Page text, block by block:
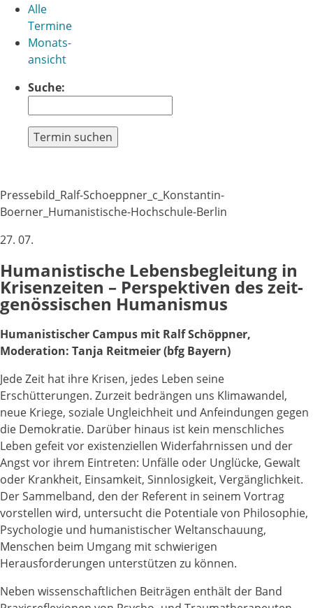
Alle
Termine
Monats-
ansicht
Suche:
Termin suchen
Pressebild_Ralf-Schoeppner_c_Konstantin-
Boerner_Humanistische-Hochschule-Berlin
27. 07.
Humanis­tische Lebens­begleitung in
Krisen­zeiten – Perspek­tiven des zeit­
genössischen Huma­nismus
Humanistischer Campus mit Ralf Schöppner,
Moderation: Tanja Reitmeier (bfg Bayern)
Jede Zeit hat ihre Krisen, jedes Leben seine
Erschütterungen. Zurzeit bedrängen uns Klimawandel,
neue Kriege, soziale Ungleichheit und Anfeindungen gegen
die Demokratie. Darüber hinaus ist kein menschliches
Leben gefeit vor existenziellen Widerfahrnissen und der
Angst vor ihrem Eintreten: Unfälle oder Unglücke, Gewalt
oder Krankheit, Einsamkeit, Sinnlosigkeit, Vergänglichkeit.
Der Sammelband, den der Referent in seinem Vortrag
vorstellen wird, untersucht die Potentiale von Philosophie,
Psychologie und humanistischer Weltanschauung,
Menschen beim Umgang mit schwierigen
Herausforderungen unterstützen zu können.
Neben wissenschaftlichen Beiträgen enthält der Band